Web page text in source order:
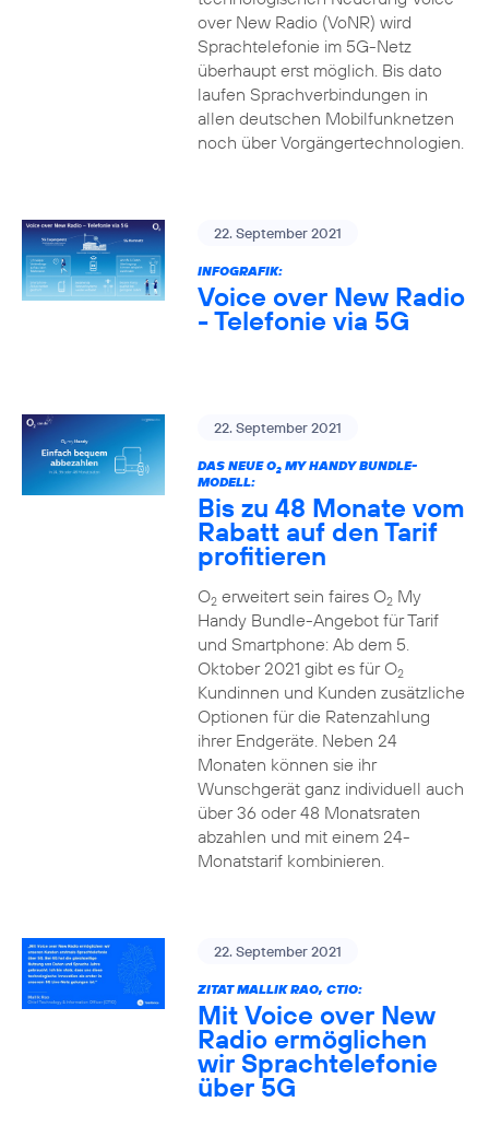
over New Radio (VoNR) wird
Sprachtelefonie im 5G-Netz
überhaupt erst möglich. Bis dato
laufen Sprachverbindungen in
allen deutschen Mobilfunknetzen
noch über Vorgängertechnologien.
22. September 2021
INFOGRAFIK:
Voice over New Radio
- Telefonie via 5G
22. September 2021
DAS NEUE O2MY HANDY BUNDLE-
MODELL:
Bis zu 48 Monate vom
Rabatt auf den Tarif
profitieren
O2erweitert sein faires O2My
Handy Bundle-Angebot für Tarif
und Smartphone: Ab dem 5.
Oktober 2021 gibt es für O2
Kundinnen und Kunden zusätzliche
Optionen für die Ratenzahlung
ihrer Endgeräte. Neben 24
Monaten können sie ihr
Wunschgerät ganz individuell auch
über 36 oder 48 Monatsraten
abzahlen und mit einem 24-
Monatstarif kombinieren.
22. September 2021
ZITAT MALLIK RAO, CTIO:
Mit Voice over New
Radio ermöglichen
wir Sprachtelefonie
über 5G